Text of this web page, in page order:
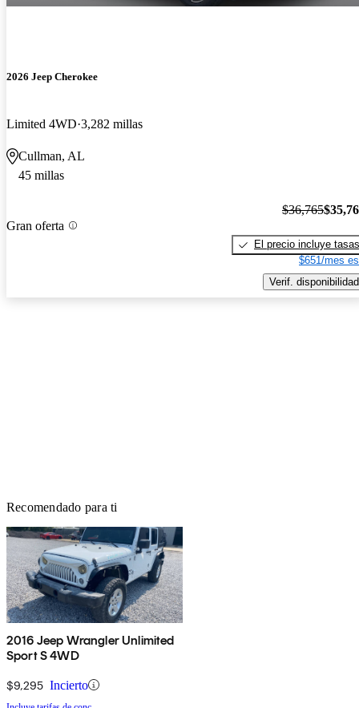
2026 Jeep Cherokee
Limited 4WD 3,282 millas
Cullman, AL
45 millas
Gran oferta
$36,765
El precio incluye tasas
$651/mes
Verif. disponibilidad
Recomendado para ti
2016 Jeep Wrangler Unlimited
Sport S 4WD
$9,295 Incierto